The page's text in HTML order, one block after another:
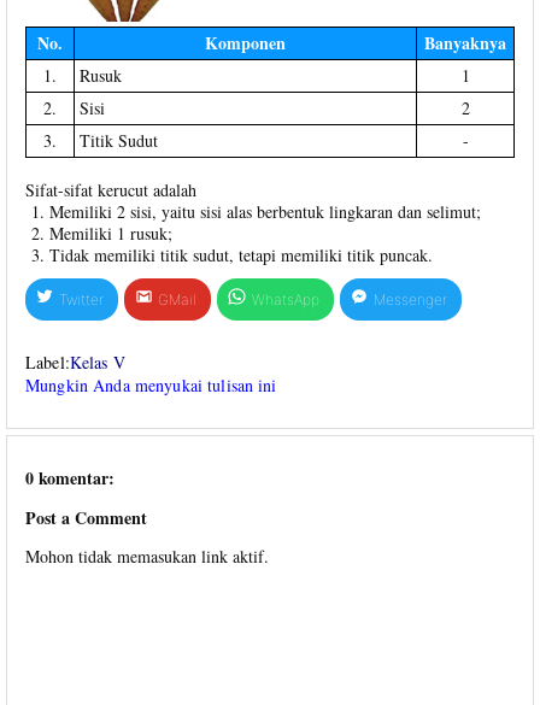
No. Komponen Banyaknya
1. Rusuk
1
2.
Sisi
2
3.
Titik Sudut -
Sifat-sifat kerucut adalah
Memiliki 2 sisi, yaitu sisi alas berbentuk lingkaran dan selimut;
Memiliki 1 rusuk;
Tidak memiliki titik sudut, tetapi memiliki titik puncak.
Twitter GMail WhatsApp Messenger
Label:Kelas V
Mungkin Anda menyukai tulisan ini
0 komentar:
Post a Comment
Mohon tidak memasukan link aktif.